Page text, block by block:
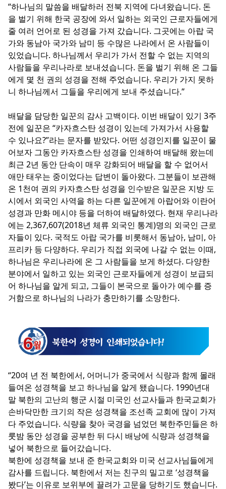
“하나님의 말씀을 배달하러 전북 지역에 다녀왔습니다. 돈
을 벌기 위해 한국 공장에 와서 일하는 외국인 근로자들에게
줄 여러 언어로 된 성경을 가져 갔습니다. 그곳에는 아랍 국
가와 동남아 국가와 남미 등 수많은 나라에서 온 사람들이
있었습니다. 하나님께서 우리가 가서 전할 수 없는 지역의
사람들을 우리나라로 보내셨습니다. 돈을 벌기 위해 온 그들
에게 몇 천 권의 성경을 전해 주었습니다. 우리가 가지 못하
니 하나님께서 그들을 우리에게 보내 주셨습니다.”
배달을 담당한 일꾼의 감사 고백이다. 이번 배달이 있기 3주
전에 일꾼은 “카자흐스탄 성경이 있는데 가져가서 사용할
수 있나요?”라는 문자를 받았다. 어떤 성경인지를 일꾼이 물
어보자 그동안 카자흐스탄 성경을 인쇄하여 배달해 왔는데
최근 2년 동안 단속이 매우 강화되어 배달을 할 수 없어서
애만 태우는 중이었다는 답변이 돌아왔다. 그분들이 보관해
온 1천여 권의 카자흐스탄 성경을 인수받은 일꾼은 지방 도
시에서 외국인 사역을 하는 다른 일꾼에게 아랍어와 이란어
성경과 만화 메시야 등을 더하여 배달하였다. 현재 우리나라
에는 2,367,607(2018년 체류 외국인 통계)명의 외국인 근로
자들이 있다. 국적도 아랍 국가를 비롯해서 동남아, 남미, 아
프리카 등 다양하다. 우리가 직접 외국에 나갈 수 없는 이때,
하나님은 우리나라에 온 그 사람들을 보게 하셨다. 다양한
분야에서 일하고 있는 외국인 근로자들에게 성경이 보급되
어 하나님을 알게 되고, 그들이 본국으로 돌아가 예수를 증
거함으로 하나님의 나라가 충만하기를 소망한다.
“20여 년 전 북한에서, 어머니가 중국에서 식량과 함께 몰래
들여온 성경책을 보고 하나님을 알게 됐습니다. 1990년대
말 북한의 고난의 행군 시절 미국인 선교사들과 한국교회가
손바닥만한 크기의 작은 성경책을 조선족 교회에 많이 가져
다 주었습니다. 식량을 찾아 국경을 넘었던 북한주민들은 하
룻밤 동안 성경을 공부한 뒤 다시 배낭에 식량과 성경책을
넣어 북한으로 들어갔습니다.
북한에 성경책을 보내 준 한국교회와 미국 선교사님들에게
감사를 드립니다. 북한에서 저는 친구의 밀고로 ‘성경책을
봤다’는 이유로 보위부에 끌려가 고문을 당하기도 했습니다.